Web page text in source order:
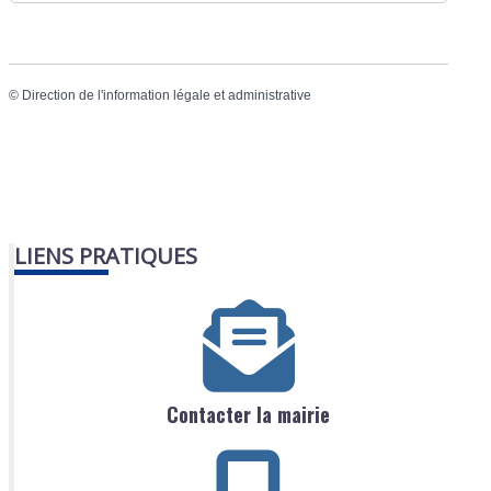
© Direction de l'information légale et administrative
LIENS PRATIQUES
Contacter la mairie